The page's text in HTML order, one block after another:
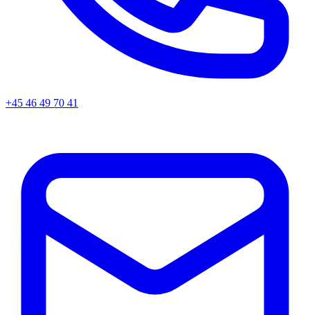
+45 46 49 70 41